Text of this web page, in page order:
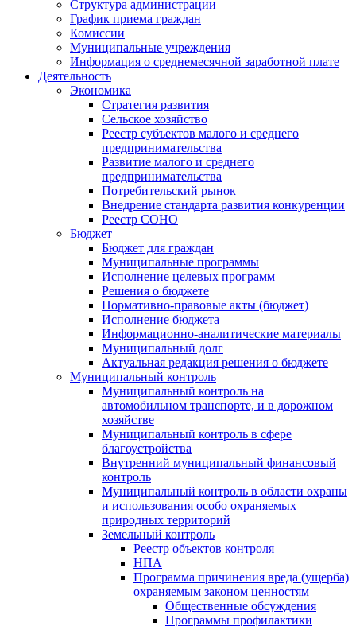
Структура администрации
График приема граждан
Комиссии
Муниципальные учреждения
Информация о среднемесячной заработной плате
Деятельность
Экономика
Стратегия развития
Сельское хозяйство
Реестр субъектов малого и среднего
предпринимательства
Развитие малого и среднего
предпринимательства
Потребительский рынок
Внедрение стандарта развития конкуренции
Реестр СОНО
Бюджет
Бюджет для граждан
Муниципальные программы
Исполнение целевых программ
Решения о бюджете
Нормативно-правовые акты (бюджет)
Исполнение бюджета
Информационно-аналитические материалы
Муниципальный долг
Актуальная редакция решения о бюджете
Муниципальный контроль
Муниципальный контроль на
автомобильном транспорте, и в дорожном
хозяйстве
Муниципальный контроль в сфере
благоустройства
Внутренний муниципальный финансовый
контроль
Муниципальный контроль в области охраны
и использования особо охраняемых
природных территорий
Земельный контроль
Реестр объектов контроля
НПА
Программа причинения вреда (ущерба)
охраняемым законом ценностям
Общественные обсуждения
Программы профилактики